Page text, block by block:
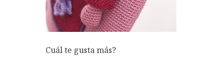
Cuál te gusta más?